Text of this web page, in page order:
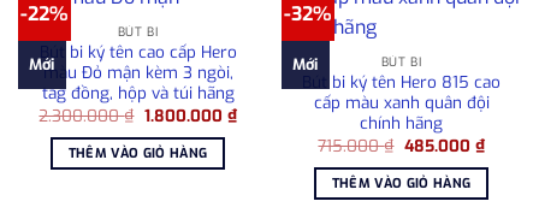
-22%
Mới
BÚT BI
Bút bi ký tên cao cấp Hero
màu Đỏ mận kèm 3 ngòi,
tag đồng, hộp và túi hãng
2.300.000₫ Giá
là:
2.300.000 ₫.
1.800.000 ₫Giá
hiện
1.800.000 ₫.
THÊM VÀO GIỎ HÀNG
-32%
Mới BÚT BI
Bút bi ký tên Hero 815 cao
cấp màu xanh quân đội
chính hãng
715.000₫ Giá
là:
715.000 ₫.
485.000 ₫Giá
hiện
tại
THÊM VÀO GIỎ HÀNG